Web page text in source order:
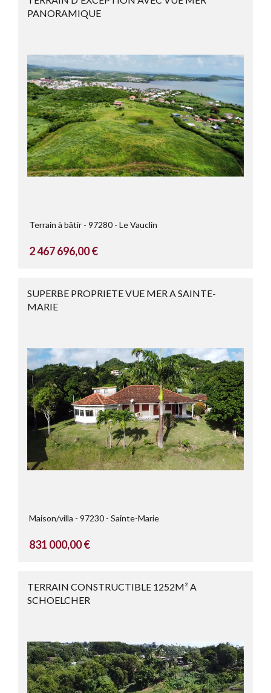
PANORAMIQUE
Terrain à bâtir 97280 Le Vauclin
2 467 696,00 €
SUPERBE PROPRIETE VUE MER A SAINTE-
MARIE
Maison/villa 97230 Sainte-Marie
831 000,00 €
TERRAIN CONSTRUCTIBLE 1252M² A
SCHOELCHER